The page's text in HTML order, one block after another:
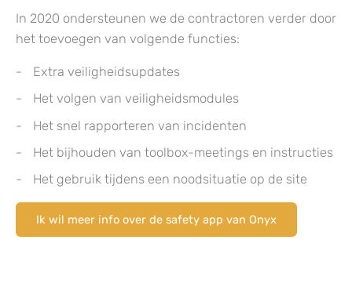
In 2020 ondersteunen we de contractoren verder door
het toevoegen van volgende functies:
Extra veiligheidsupdates
Het volgen van veiligheidsmodules
Het snel rapporteren van incidenten
Het bijhouden van toolbox-meetings en instructies
Het gebruik tijdens een noodsituatie op de site
Ik wil meer info over de safety app van Onyx